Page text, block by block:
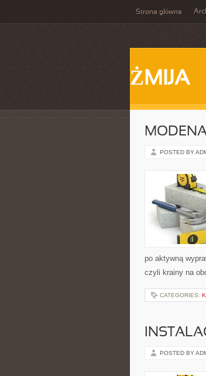
Strona główna
ŻMIJA
POSTED BY
po aktywną
czyli krainy na
CATEGORIES:
POSTED BY